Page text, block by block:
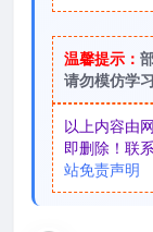
温馨提示：
请勿模仿学
以上内容由
即删除！联
站免责声明